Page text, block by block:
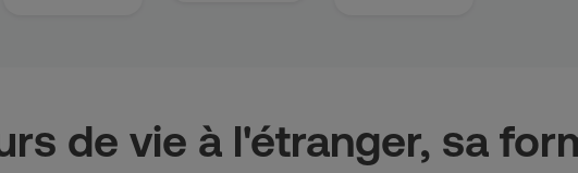
de vie à l'étranger, sa